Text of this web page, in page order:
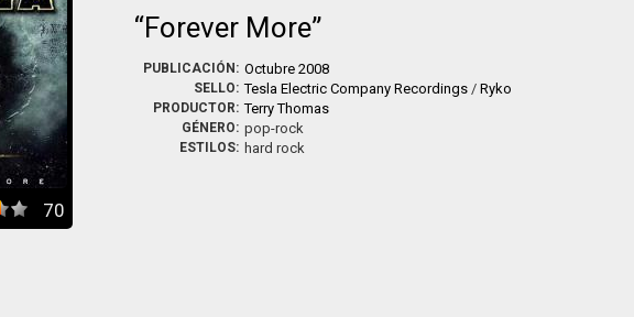
70
Forever More
PUBLICACIÓN: Octubre 2008
SELLO: Tesla Electric Company Recordings /Ryko
PRODUCTOR: Terry Thomas
GÉNERO: pop-rock
ESTILOS: hard rock